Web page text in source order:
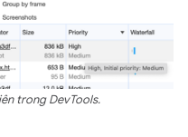
trong DevTools.